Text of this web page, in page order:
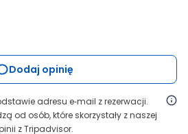
Dodaj opinię
adresu e‑mail z rezerwacji.
od osób, które skorzystały z naszej
z Tripadvisor.